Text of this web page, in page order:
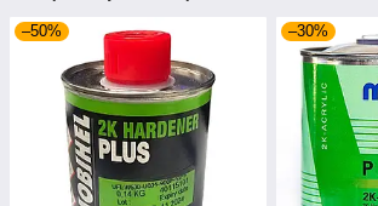
–50% –30%